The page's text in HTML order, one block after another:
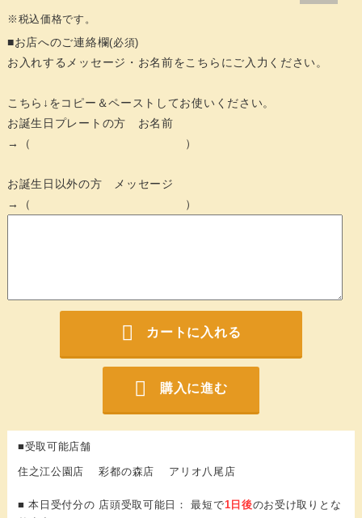
※税込価格です。
■お店へのご連絡欄(必須)
お入れするメッセージ・お名前をこちらにご入力ください。
こちら↓をコピー＆ペーストしてお使いください。
お誕生日プレートの方 お名前
→（ ）
お誕生日以外の方 メッセージ
→（ ）
カートに入れる
購入に進む
■受取可能店舗
住之江公園店 彩都の森店 アリオ八尾店
■ 本日受付分の 店頭受取可能日： 最短で1日後のお受け取りとな